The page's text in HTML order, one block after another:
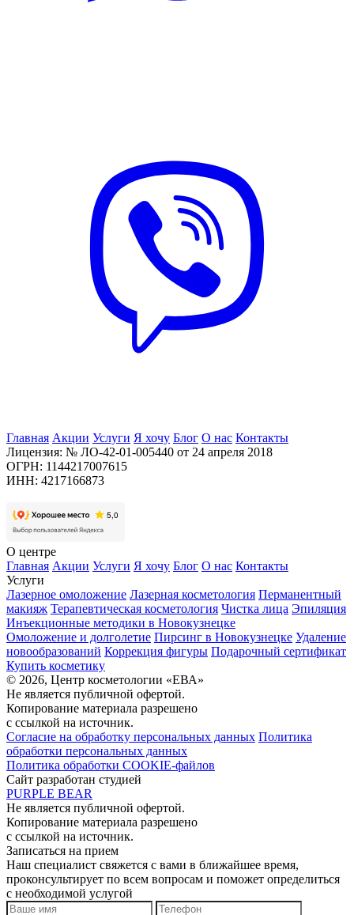
Главная Акции Услуги Я хочу Блог О нас Контакты
Лицензия: № ЛО-42-01-005440 от 24 апреля 2018
ОГРН: 1144217007615
ИНН: 4217166873
О центре
Главная Акции Услуги Я хочу Блог О нас Контакты
Услуги
Лазерное омоложение Лазерная косметология Перманентный
макияж Терапевтическая косметология Чистка лица Эпиляция
Инъекционные методики в Новокузнецке
Омоложение и долголетие Пирсинг в Новокузнецке Удаление
новообразований Коррекция фигуры Подарочный сертификат
Купить косметику
© 2026, Центр косметологии «ЕВА»
Не является публичной офертой.
Копирование материала разрешено
с ссылкой на источник.
Согласие на обработку персональных данных Политика
обработки персональных данных
Политика обработки COOKIE-файлов
Сайт разработан студией
PURPLE BEAR
Не является публичной офертой.
Копирование материала разрешено
с ссылкой на источник.
Записаться на прием
Наш специалист свяжется с вами в ближайшее время,
проконсультирует по всем вопросам и поможет определиться
с необходимой услугой